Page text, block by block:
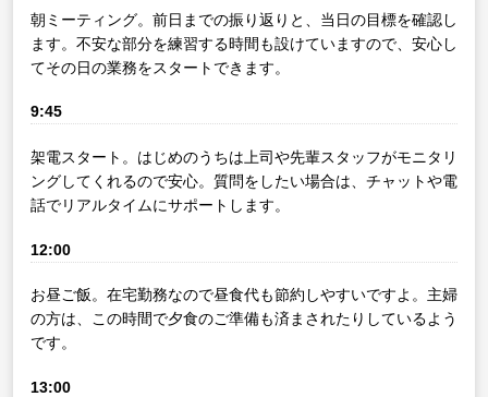
朝ミーティング。前日までの振り返りと、当日の目標を確認し
ます。不安な部分を練習する時間も設けていますので、安心し
てその日の業務をスタートできます。
9:45
架電スタート。はじめのうちは上司や先輩スタッフがモニタリ
ングしてくれるので安心。質問をしたい場合は、チャットや電
話でリアルタイムにサポートします。
12:00
お昼ご飯。在宅勤務なので昼食代も節約しやすいですよ。主婦
の方は、この時間で夕食のご準備も済まされたりしているよう
です。
13:00